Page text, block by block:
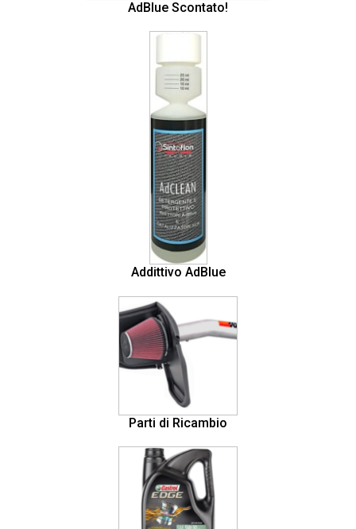
AdBlue Scontato!
Addittivo AdBlue
Parti di Ricambio